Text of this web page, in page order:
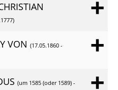
VON (17.05.1860 -
(um 1585 (oder 1589) -